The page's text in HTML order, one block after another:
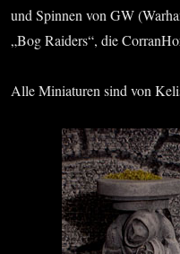
und Spinnen von GW
„Bog Raiders“, die
Alle Miniaturen sind von